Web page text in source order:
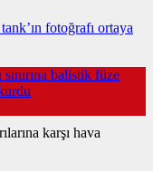
fotoğrafı ortaya
balistik füze